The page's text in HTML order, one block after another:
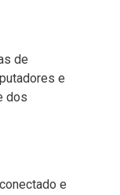
de
e
dos
e